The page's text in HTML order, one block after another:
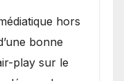
hors
bonne
play sur le